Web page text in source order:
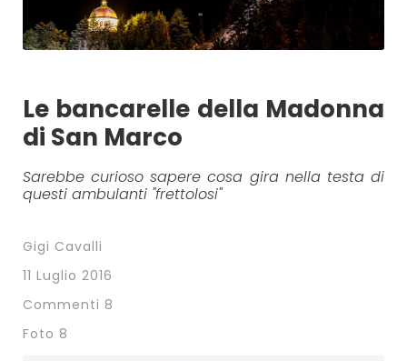
Le bancarelle della Madonna
di San Marco
Sarebbe curioso sapere cosa gira nella testa di
questi ambulanti "frettolosi"
Gigi Cavalli
11 Luglio 2016
Commenti 8
Foto 8